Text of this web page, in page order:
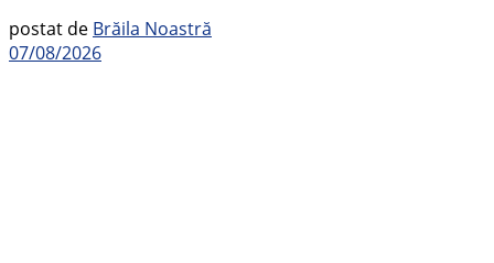
postat de Brăila Noastră
07/08/2026